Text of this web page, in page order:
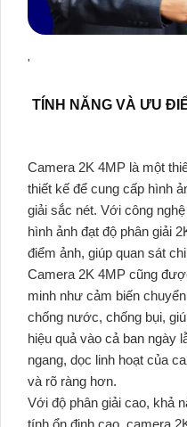
'
TÍNH NĂNG VÀ ƯU
Camera 2K 4MP là một
thiết kế để cung cấp hình
giải sắc nét. Với công
hình ảnh đạt độ phân giải
điểm ảnh, giúp quan sát
Camera 2K 4MP cũng
minh như cảm biến
chống nước, chống bụi,
hiệu quả vào cả ban ngày
ngang, dọc linh hoạt của
và rõ ràng hơn.
Với độ phân giải cao, khả
tính ổn định cao, camera